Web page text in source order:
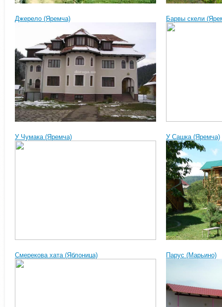
Джерело (Яремча) Барвы скели
У Чумака (Яремча) У Сашка (Яремча)
Смерекова хата (Яблоница) Парус (Марьино)